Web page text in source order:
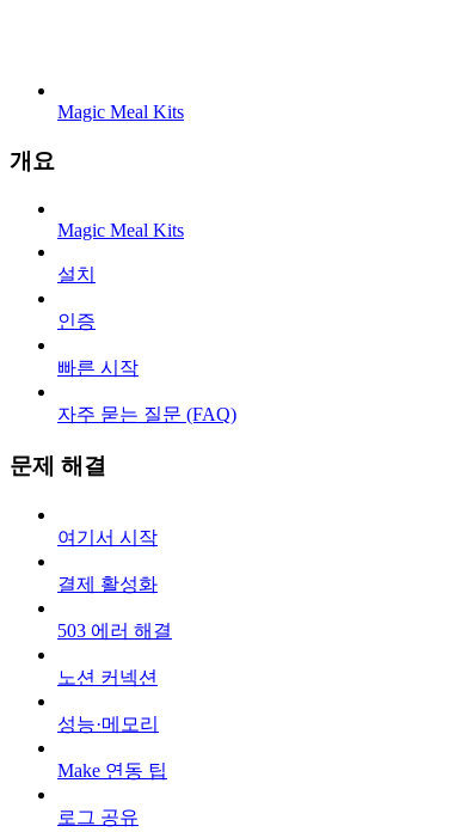
Magic Meal Kits
개요
Magic Meal Kits
설치
인증
빠른 시작
자주 묻는 질문 (FAQ)
문제 해결
여기서 시작
결제 활성화
503 에러 해결
노션 커넥션
성능·메모리
Make 연동 팁
로그 공유